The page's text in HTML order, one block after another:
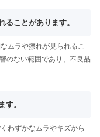
ことがあります。
ムラや擦れが見られるこ
のない範囲であり、不良品
す。
わずかなムラやキズから